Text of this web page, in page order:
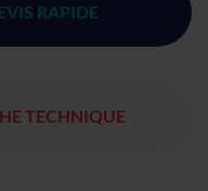
RAPIDE
TECHNIQUE